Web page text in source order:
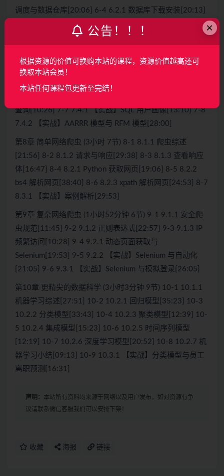
调度与数据仓库[20:06] 6-4 6.2.1 数据库下载安装[20:13]
6-5 6.2.2 数据库使用[12:46] 6-6 6.2.3 表格创建与数据插
第7章 SQL (2小时56分钟 8节) 7-1 7.1.1 表格简单查询
[13:03] 7-2 7.1.2 单表排序，筛选与查询[38:00] 7-3 7.1.3
多表连接[29:13] 7-4 7.2.1 SQL 高阶技巧补充[39:29] 7-5
查询[10:26] 7-7 7.4.1 【实战】SQL 用户画像[13:10] 7-8
7.4.2 【实战】AARRR 模型与 RFM 模型[28:00]
第8章 简单网络爬虫 (3小时 7节) 8-1 8.1.1 爬虫综述
[21:56] 8-2 8.1.2 请求与响应[29:38] 8-3 8.1.3 查看响应
体[16:47] 8-4 8.2.1 Python 获取网页[19:06] 8-5 8.2.2
bs4 解析网页[38:40] 8-6 8.2.3 xpath 解析网页[24:53] 8-7
8.3.1 【实战】案例解析[29:53]
第9章 复杂网络爬虫 (1小时52分钟 6节) 9-1 9.1.1 安全爬
虫规范[11:45] 9-2 9.1.2 正则表达式[22:57] 9-3 9.1.3 IP
频繁访问[10:28] 9-4 9.2.1 动态页面获取与
Selenium[19:53] 9-5 9.2.2 【实战】Selenium 与自动化
[21:05] 9-6 9.3.1 【实战】Selenium 与模拟登录[26:05]
第10章 更精尖的数据科学 (3小时3分钟 9节) 10-1 10.1.1
机器学习综述[27:51] 10-2 10.2.1 回归模型[35:23] 10-3
10.2.2 分类模型[33:43] 10-4 10.2.3 聚类模型[12:39] 10-
5 10.2.4 集成模型[15:23] 10-6 10.2.5 时间序列模型
[12:19] 10-7 10.2.6 深度学习模型[20:52] 10-8 10.2.7 机
器学习小结[09:13] 10-9 10.3.1 【实战】分类模型与员工
离职预测[16:31]
声明： 本站所有资料均来源于网络以及用户发布，如对资源有争
议请联系微信客服我们可以安排下架！
收藏 海报 链接
×
公告！！！
根据资源的价值可换购本站的课程，资源价值越高还可
换取本站会员！
本站任何课程包更新至完结！